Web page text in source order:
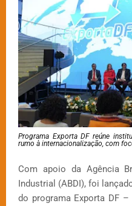
Programa Exporta DF reúne
rumo à internacionalização, com
Com apoio da Agência
Industrial (ABDI), foi
do programa Exporta DF